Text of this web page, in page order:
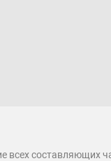
всех составляющих